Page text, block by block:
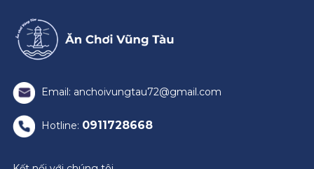
Email: anchoivungtau72@gmail.com
Hotline: 0911728668